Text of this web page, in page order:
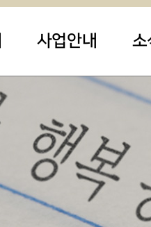
사업안내 소